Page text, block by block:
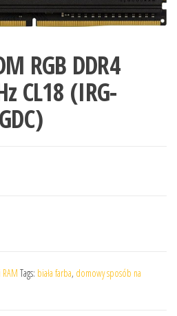
RGB DDR4
CL18 (IRG-
RAM Tags: biała farba, domowy sposób na